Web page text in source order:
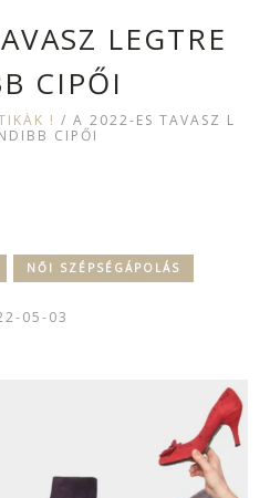
LEGTRE
CIPŐI
! / A 2022-ES TAVASZ L
CIPŐI
NŐI SZÉPSÉGÁPOLÁS
05-03